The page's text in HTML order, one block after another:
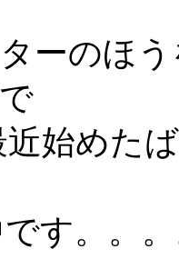
ーのほ
近始めた
す。。